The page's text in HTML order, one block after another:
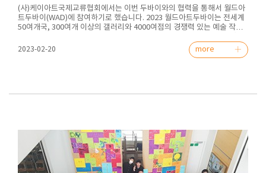
(사)케이아트국제교류협회에서는 이번 두바이와의 협력을 통해서 월드아
트두바이(WAD)에 참여하기로 했습니다. 2023 월드아트두바이는 전세계
50여개국, 300여개 이상의 갤러리와 4000여점의 경쟁력 있는 예술 작품
두바이 최고의 예술 축제입니다. 케이아트국제교류협회는 2023년 월드아
트두바이의 주빈국으로 부산국제아트페어에 참가한 작가 중 엄선하여 참
의 중심지인 아랍에미리트 두바이에서 시작하는 WAD의 참가하는 다양한
작가들을 경험 관련 문의가 있으시면 본회 이메일(k-art@naver.com)이
나 홈페이지 1:1문의 게시판를 이용해주세요.
2023-02-20 more